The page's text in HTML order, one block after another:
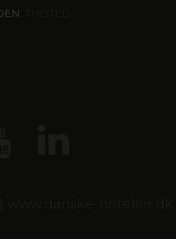
www.danske-hoteller.dk